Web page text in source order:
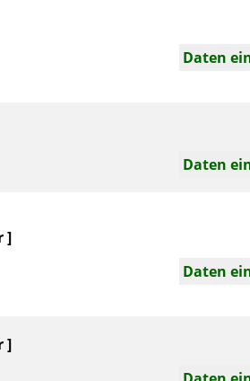
Daten
Daten
]
Daten
]